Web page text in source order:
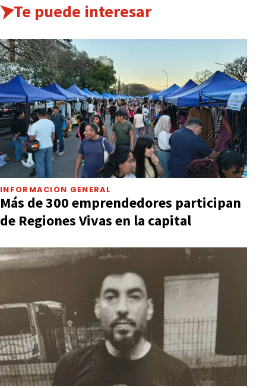
Te puede interesar
INFORMACIÓN GENERAL
Más de 300 emprendedores participan
de Regiones Vivas en la capital